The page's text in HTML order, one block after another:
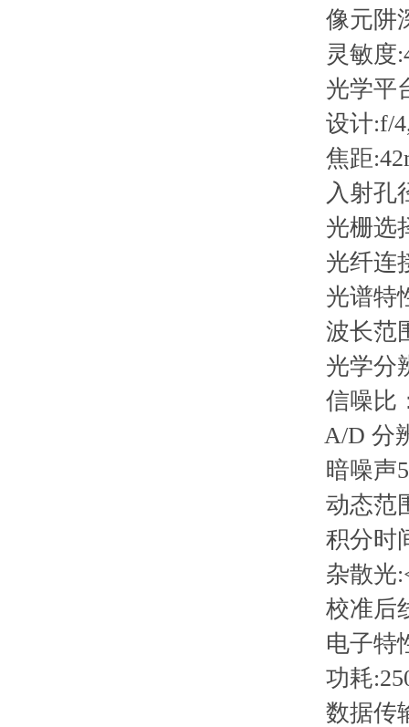
像元阱深
灵敏度
光学平
设计:f/4,
焦距
入射孔径
光栅选择
光纤连接
光谱特
波长范围
光学分辨
信噪比：
A/D 分辨
暗噪声
动态范围
积分时间
杂散光
校准后线
电子特
功耗:250
数据传输